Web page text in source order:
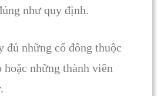
như quy định.
đủ những cổ đông thuộc
hoặc những thành viên